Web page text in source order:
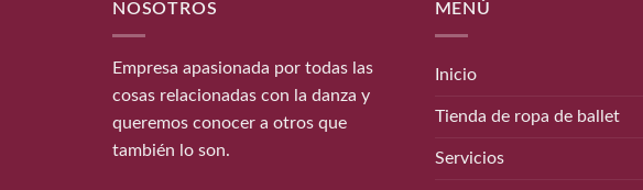
NOSOTROS
Empresa apasionada por todas las
cosas relacionadas con la danza y
queremos conocer a otros que
también lo son.
MENÚ
Inicio
Tienda de ropa de ballet
Servicios